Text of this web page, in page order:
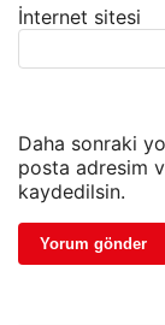
İnternet sitesi
Daha sonraki
posta adresim
kaydedilsin.